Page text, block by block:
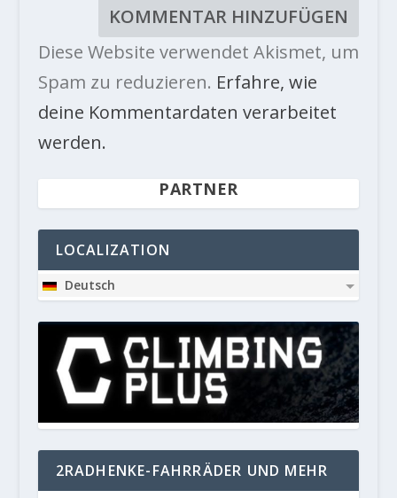
Diese Website verwendet Akismet, um
Spam zu reduzieren. Erfahre, wie
deine Kommentardaten verarbeitet
werden.
PARTNER
LOCALIZATION
Deutsch
2RADHENKE-FAHRRÄDER UND MEHR